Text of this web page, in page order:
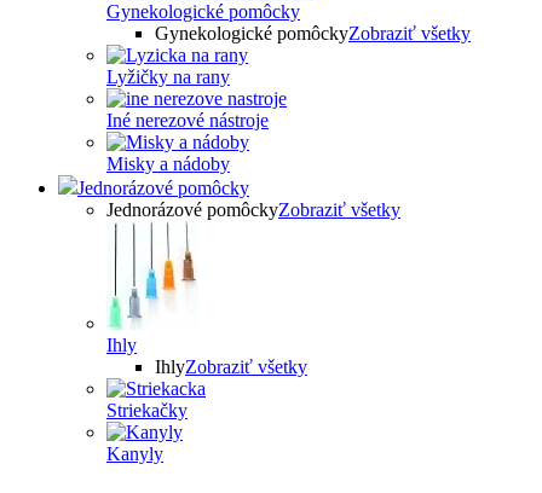
Gynekologické pomôcky
Gynekologické pomôckyZobraziť všetky
Lyžičky na rany
Iné nerezové nástroje
Misky a nádoby
Jednorázové pomôcky
Jednorázové pomôckyZobraziť všetky
Ihly
IhlyZobraziť všetky
Striekačky
Kanyly